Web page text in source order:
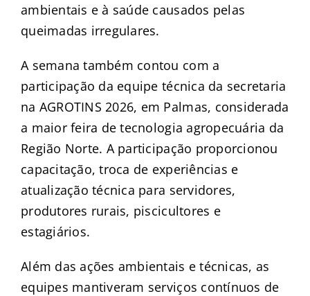
ambientais e à saúde causados pelas
queimadas irregulares.
A semana também contou com a
participação da equipe técnica da secretaria
na AGROTINS 2026, em Palmas, considerada
a maior feira de tecnologia agropecuária da
Região Norte. A participação proporcionou
capacitação, troca de experiências e
atualização técnica para servidores,
produtores rurais, piscicultores e
estagiários.
Além das ações ambientais e técnicas, as
equipes mantiveram serviços contínuos de